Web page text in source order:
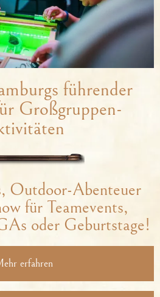
führender
Großgruppen-
Outdoor-Abenteuer
für Teamevents,
oder Geburtstage!
erfahren